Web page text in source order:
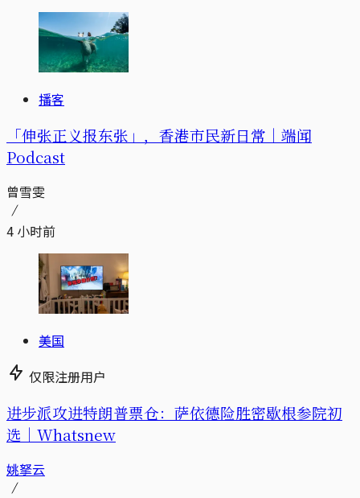
播客
「伸张正义报东张」，香港市民新日常｜端闻
Podcast
曾雪雯
4 小时前
美国
仅限注册用户
进步派攻进特朗普票仓：萨依德险胜密歇根参院初
选｜Whatsnew
姚拏云